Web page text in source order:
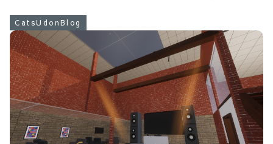
CatsUdonBlog